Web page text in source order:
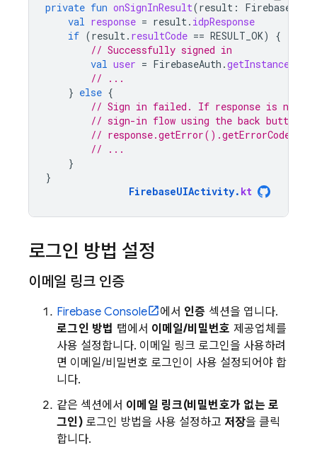
private fun onSignInResult(result :
val response = result. idpResponse
if (result. resultCode == RESULT_OK)
{
// Successfully signed in
val user = FirebaseAuth .getInstance
// ...
} else {
// Sign in failed. If response is null
// sign-in flow using the back button.
// response.getError().getErrorCode()
// ...
}
}
FirebaseUIActivity. kt
로그인 방법 설정
이메일 링크 인증
Firebase Console 에서 인증 섹션을 엽니다.
로그인 방법 탭에서 이메일/비밀번호 제공업체를
사용 설정합니다. 이메일 링크 로그인을 사용하려
면 이메일/비밀번호 로그인이 사용 설정되어야 합
니다.
같은 섹션에서 이메일 링크(비밀번호가 없는 로
그인)로그인 방법을 사용 설정하고 저장을 클릭
합니다.